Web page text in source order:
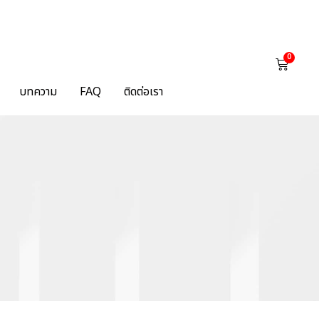
บทความ FAQ ติดต่อเรา
0